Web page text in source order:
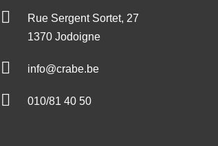

Rue Sergent Sortet, 27
1370 Jodoigne
 info@crabe.be
 010/81 40 50